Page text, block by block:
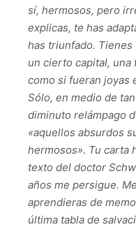
sí, hermosos, pero
explicas, te has
has triunfado. Tienes
un cierto capital,
como si fueran joyas
Sólo, en medio de
diminuto relámpago
«aquellos absurdos
hermosos». Tu carta
texto del doctor
años me persigue.
aprendieras de
última tabla de